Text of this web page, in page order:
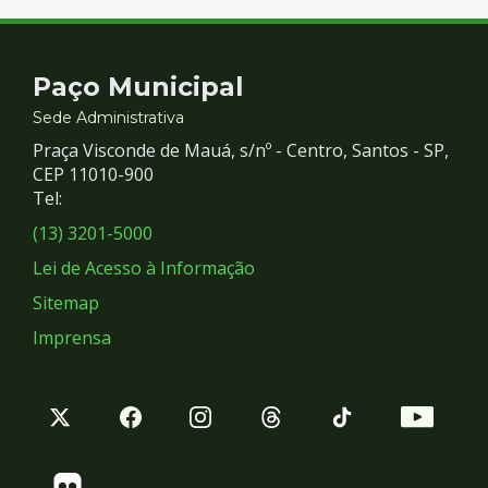
Contato
e
Redes
Sociais
Paço Municipal
Sede Administrativa
Praça Visconde de Mauá, s/nº - Centro, Santos - SP,
CEP 11010-900
Tel:
(13) 3201-5000
Lei de Acesso à Informação
Sitemap
Imprensa